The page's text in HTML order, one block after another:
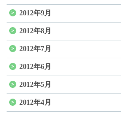
2012年9月
2012年8月
2012年7月
2012年6月
2012年5月
2012年4月